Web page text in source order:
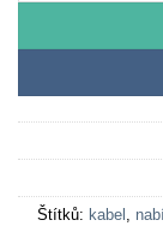
Štítků: kabel ,